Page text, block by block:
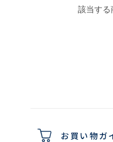
該当する
お買い物ガ